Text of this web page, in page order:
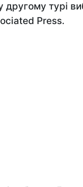
другому турі
Press.